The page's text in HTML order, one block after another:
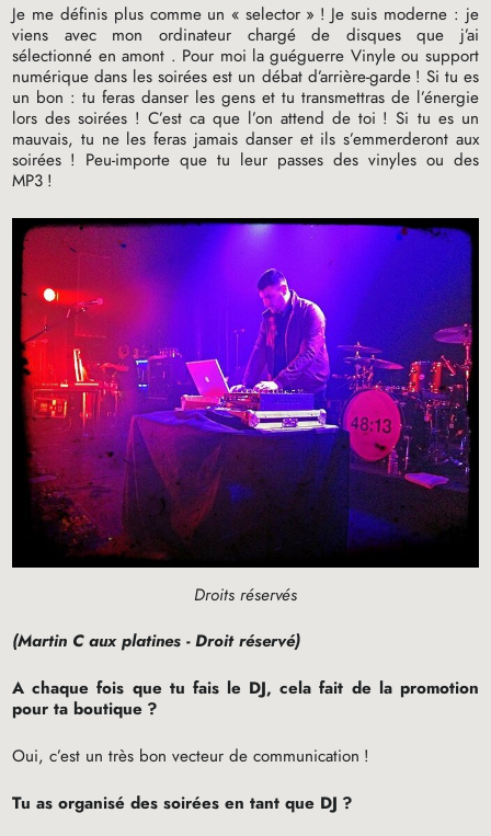
Je me définis plus comme un « selector » ! Je suis moderne : je
viens avec mon ordinateur chargé de disques que j’ai
sélectionné en amont . Pour moi la guéguerre Vinyle ou support
numérique dans les soirées est un débat d’arrière-garde ! Si tu es
un bon : tu feras danser les gens et tu transmettras de l’énergie
lors des soirées ! C’est ca que l’on attend de toi ! Si tu es un
mauvais, tu ne les feras jamais danser et ils s’emmerderont aux
soirées ! Peu-importe que tu leur passes des vinyles ou des
MP3 !
Droits réservés
(Martin C aux platines - Droit réservé)
A chaque fois que tu fais le DJ, cela fait de la promotion
pour ta boutique ?
Oui, c’est un très bon vecteur de communication !
Tu as organisé des soirées en tant que DJ ?